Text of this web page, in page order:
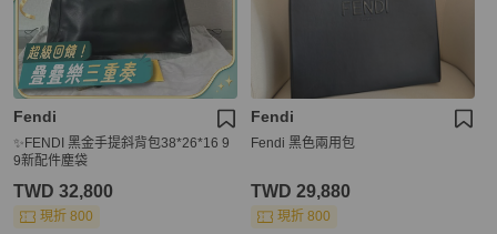
Fendi
✨FENDI 黑金手提斜背包38*26*16 9
9新配件塵袋
TWD 32,800
現折 800
Fendi
Fendi 黑色兩用包
TWD 29,880
現折 800